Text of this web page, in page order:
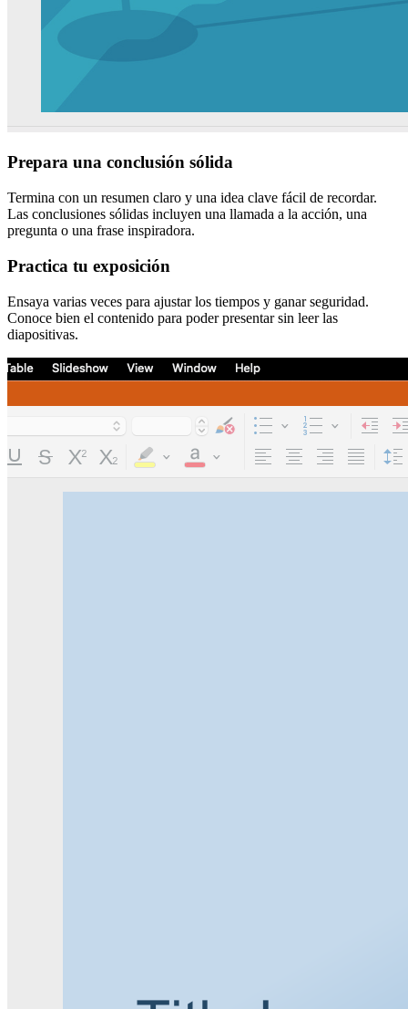
Prepara una conclusión sólida
Termina con un resumen claro y una idea clave fácil de recordar.
Las conclusiones sólidas incluyen una llamada a la acción, una
pregunta o una frase inspiradora.
Practica tu exposición
Ensaya varias veces para ajustar los tiempos y ganar seguridad.
Conoce bien el contenido para poder presentar sin leer las
diapositivas.